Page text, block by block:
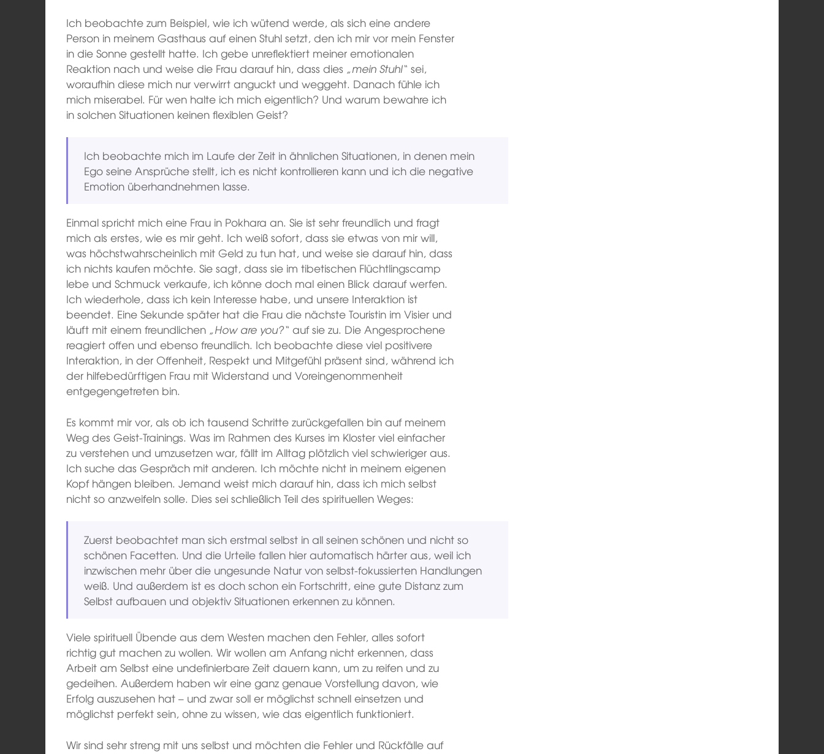
Ich beobachte zum Beispiel, wie ich wütend werde, als sich eine andere
Person in meinem Gasthaus auf einen Stuhl setzt, den ich mir vor mein Fenster
in die Sonne gestellt hatte. Ich gebe unreflektiert meiner emotionalen
Reaktion nach und weise die Frau darauf hin, dass dies „mein Stuhl“ sei,
woraufhin diese mich nur verwirrt anguckt und weggeht. Danach fühle ich
mich miserabel. Für wen halte ich mich eigentlich? Und warum bewahre ich
in solchen Situationen keinen flexiblen Geist?
Ich beobachte mich im Laufe der Zeit in ähnlichen Situationen, in denen mein
Ego seine Ansprüche stellt, ich es nicht kontrollieren kann und ich die negative
Emotion überhandnehmen lasse.
Einmal spricht mich eine Frau in Pokhara an. Sie ist sehr freundlich und fragt
mich als erstes, wie es mir geht. Ich weiß sofort, dass sie etwas von mir will,
was höchstwahrscheinlich mit Geld zu tun hat, und weise sie darauf hin, dass
ich nichts kaufen möchte. Sie sagt, dass sie im tibetischen Flüchtlingscamp
lebe und Schmuck verkaufe, ich könne doch mal einen Blick darauf werfen.
Ich wiederhole, dass ich kein Interesse habe, und unsere Interaktion ist
beendet. Eine Sekunde später hat die Frau die nächste Touristin im Visier und
läuft mit einem freundlichen „How are you?“ auf sie zu. Die Angesprochene
reagiert offen und ebenso freundlich. Ich beobachte diese viel positivere
Interaktion, in der Offenheit, Respekt und Mitgefühl präsent sind, während ich
der hilfebedürftigen Frau mit Widerstand und Voreingenommenheit
entgegengetreten bin.
Es kommt mir vor, als ob ich tausend Schritte zurückgefallen bin auf meinem
Weg des Geist-Trainings. Was im Rahmen des Kurses im Kloster viel einfacher
zu verstehen und umzusetzen war, fällt im Alltag plötzlich viel schwieriger aus.
Ich suche das Gespräch mit anderen. Ich möchte nicht in meinem eigenen
Kopf hängen bleiben. Jemand weist mich darauf hin, dass ich mich selbst
nicht so anzweifeln solle. Dies sei schließlich Teil des spirituellen Weges:
Zuerst beobachtet man sich erstmal selbst in all seinen schönen und nicht so
schönen Facetten. Und die Urteile fallen hier automatisch härter aus, weil ich
inzwischen mehr über die ungesunde Natur von selbst-fokussierten Handlungen
weiß. Und außerdem ist es doch schon ein Fortschritt, eine gute Distanz zum
Selbst aufbauen und objektiv Situationen erkennen zu können.
Viele spirituell Übende aus dem Westen machen den Fehler, alles sofort
richtig gut machen zu wollen. Wir wollen am Anfang nicht erkennen, dass
Arbeit am Selbst eine undefinierbare Zeit dauern kann, um zu reifen und zu
gedeihen. Außerdem haben wir eine ganz genaue Vorstellung davon, wie
Erfolg auszusehen hat – und zwar soll er möglichst schnell einsetzen und
möglichst perfekt sein, ohne zu wissen, wie das eigentlich funktioniert.
Wir sind sehr streng mit uns selbst und möchten die Fehler und Rückfälle auf